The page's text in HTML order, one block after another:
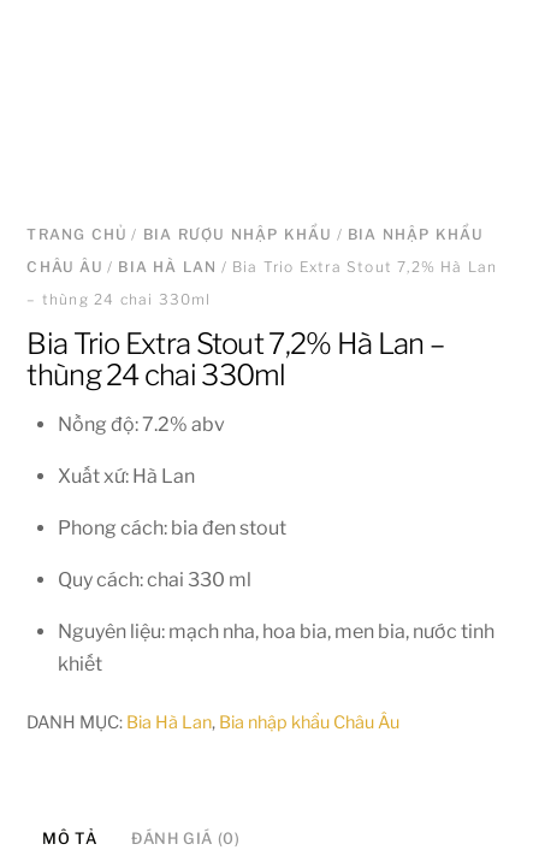
TRANG CHỦ / BIA RƯỢU NHẬP KHẨU / BIA NHẬP KHẨU
CHÂU ÂU / BIA HÀ LAN / Bia Trio Extra Stout 7,2% Hà Lan
– thùng 24 chai 330ml
Bia Trio Extra Stout 7,2% Hà Lan –
thùng 24 chai 330ml
Nồng độ: 7.2% abv
Xuất xứ: Hà Lan
Phong cách: bia đen stout
Quy cách: chai 330 ml
Nguyên liệu: mạch nha, hoa bia, men bia, nước tinh
khiết
DANH MỤC: Bia Hà Lan, Bia nhập khẩu Châu Âu
MÔ TẢ ĐÁNH GIÁ (0)